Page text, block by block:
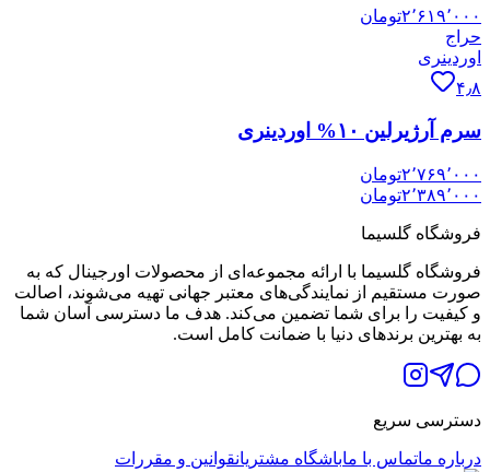
۲٬۶۱۹٬۰۰۰تومان
حراج
اوردینری
۴٫۸
سرم آرژیرلین ۱۰% اوردینری
۲٬۷۶۹٬۰۰۰تومان
۲٬۳۸۹٬۰۰۰تومان
فروشگاه گلسیما
فروشگاه گلسیما با ارائه مجموعه‌ای از محصولات اورجینال که به
صورت مستقیم از نمایندگی‌های معتبر جهانی تهیه می‌شوند، اصالت
و کیفیت را برای شما تضمین می‌کند. هدف ما دسترسی آسان شما
به بهترین برندهای دنیا با ضمانت کامل است.
دسترسی سریع
درباره ماتماس با ماباشگاه مشتریانقوانین و مقررات